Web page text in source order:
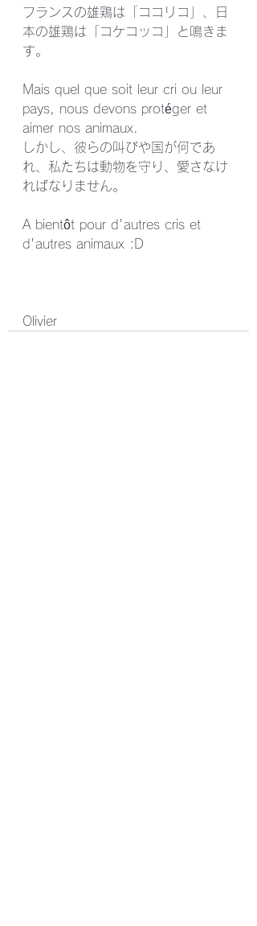
フランスの雄鶏は「ココリコ」、日
本の雄鶏は「コケコッコ」と鳴きま
す。
Mais quel que soit leur cri ou leur
pays, nous devons protéger et
aimer nos animaux.
しかし、彼らの叫びや国が何であ
れ、私たちは動物を守り、愛さなけ
ればなりません。
A bientôt pour d'autres cris et
d'autres animaux :D
Olivier